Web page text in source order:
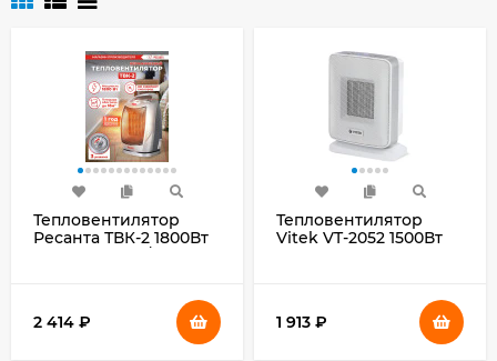
Тепловентилятор
Ресанта ТВК-2 1800Вт
2 414 ₽
Тепловентилятор
Vitek VT-2052 1500Вт
1 913 ₽